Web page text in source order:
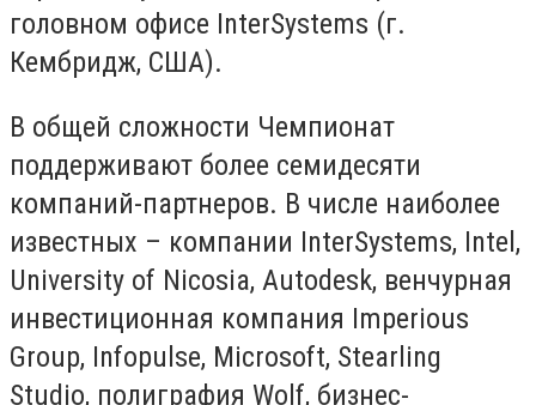
головном офисе InterSystems (г.
Кембридж, США).
В общей сложности Чемпионат
поддерживают более семидесяти
компаний-партнеров. В числе наиболее
известных – компании InterSystems, Intel,
University of Nicosia, Autodesk, венчурная
инвестиционная компания Imperious
Group, Infopulse, Microsoft, Stearling
Studio, полиграфия Wolf, бизнес-